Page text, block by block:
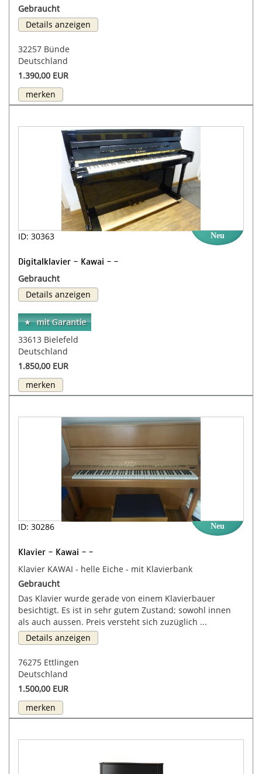
Gebraucht
Details anzeigen
32257 Bünde
Deutschland
1.390,00 EUR
merken
ID: 30363 Neu
Digitalklavier - Kawai - -
Gebraucht
Details anzeigen
33613 Bielefeld
Deutschland
1.850,00 EUR
merken
ID: 30286 Neu
Klavier - Kawai - -
Klavier KAWAI - helle Eiche - mit Klavierbank
Gebraucht
Das Klavier wurde gerade von einem Klavierbauer
besichtigt. Es ist in sehr gutem Zustand; sowohl innen
als auch aussen. Preis versteht sich zuzüglich ...
Details anzeigen
76275 Ettlingen
Deutschland
1.500,00 EUR
merken